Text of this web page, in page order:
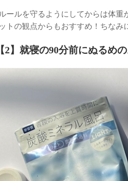
ールを守るようにしてからは体
トの観点からもおすすめ！ちなみ
【2】就寝の90分前にぬるめ